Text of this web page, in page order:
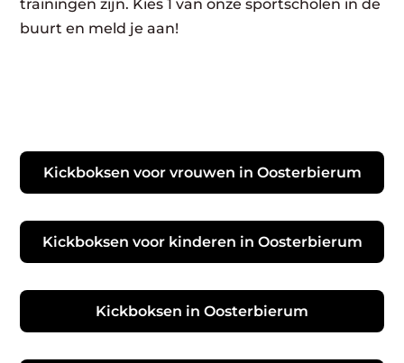
trainingen zijn. Kies 1 van onze sportscholen in de
buurt en meld je aan!
Kickboksen voor vrouwen in Oosterbierum
Kickboksen voor kinderen in Oosterbierum
Kickboksen in Oosterbierum